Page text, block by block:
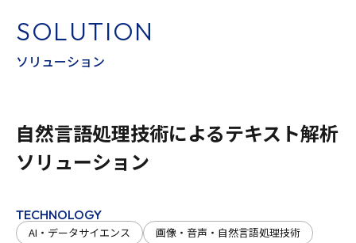
SOLUTION
ソ リ ューショ ン
自然言語処理技術によるテキスト解析
ソリューション
TECHNOLOGY
AI・データサイエンス 画像・音声・自然言語処理技術